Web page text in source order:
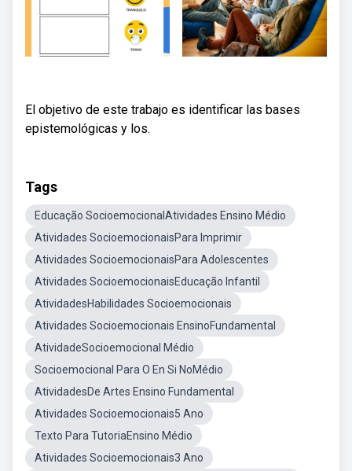
El objetivo de este trabajo es identificar las bases
epistemológicas y los.
Tags
Educação SocioemocionalAtividades Ensino Médio
Atividades SocioemocionaisPara Imprimir
Atividades SocioemocionaisPara Adolescentes
Atividades SocioemocionaisEducação Infantil
AtividadesHabilidades Socioemocionais
Atividades Socioemocionais EnsinoFundamental
AtividadeSocioemocional Médio
Socioemocional Para O En Si NoMédio
AtividadesDe Artes Ensino Fundamental
Atividades Socioemocionais5 Ano
Texto Para TutoriaEnsino Médio
Atividades Socioemocionais3 Ano